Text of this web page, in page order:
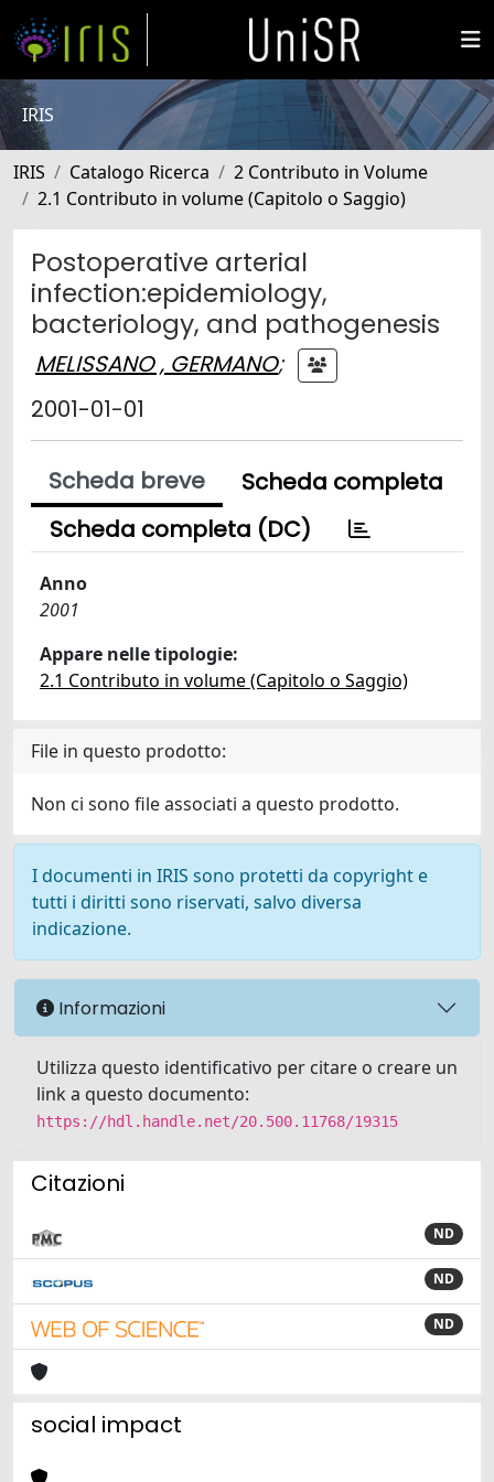
IRIS
IRIS Catalogo Ricerca
2 Contributo in Volume
2.1 Contributo in volume (Capitolo o Saggio)
Postoperative arterial
infection:epidemiology,
bacteriology, and pathogenesis
MELISSANO , GERMANO;
2001-01-01
Scheda breve
Scheda completa
Scheda completa (DC)
Anno
2001
Appare nelle tipologie:
2.1 Contributo in volume (Capitolo o Saggio)
File in questo prodotto:
Non ci sono file associati a questo prodotto.
I documenti in IRIS sono protetti da copyright e
tutti i diritti sono riservati, salvo diversa
indicazione.
Informazioni
Utilizza questo identificativo per citare o creare un
link a questo documento:
https://hdl.handle.net/20.500.11768/19315
Citazioni
ND
ND
ND
social impact